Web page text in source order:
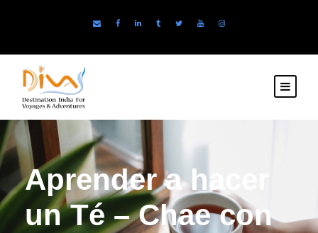
Aprender a hacer
un Té – Chae con